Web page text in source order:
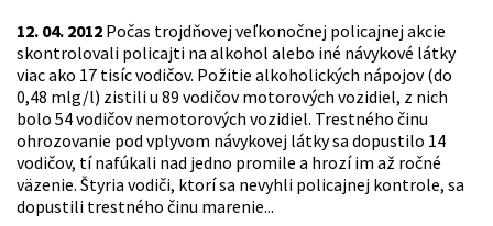
12. 04. 2012 Počas trojdňovej veľkonočnej policajnej akcie
skontrolovali policajti na alkohol alebo iné návykové látky
viac ako 17 tisíc vodičov. Požitie alkoholických nápojov (do
0,48 mlg/l) zistili u 89 vodičov motorových vozidiel, z nich
bolo 54 vodičov nemotorových vozidiel. Trestného činu
ohrozovanie pod vplyvom návykovej látky sa dopustilo 14
vodičov, tí nafúkali nad jedno promile a hrozí im až ročné
väzenie. Štyria vodiči, ktorí sa nevyhli policajnej kontrole, sa
dopustili trestného činu marenie...